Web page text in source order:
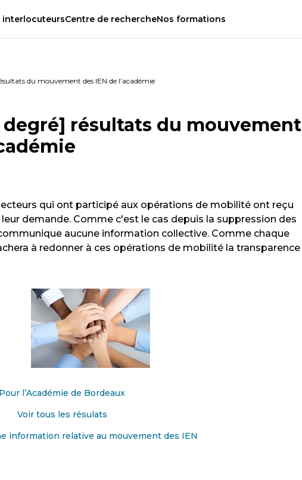
interlocuteursCentre de rechercheNos formations
du mouvement des IEN de l’académie
degré] résultats du mouvement
qui ont participé aux opérations de mobilité ont reçu
demande. Comme c'est le cas depuis la suppression des
aucune information collective. Comme chaque
à redonner à ces opérations de mobilité la transparence
Pour l’Académie de Bordeaux
Voir tous les résulats
information relative au mouvement des IEN